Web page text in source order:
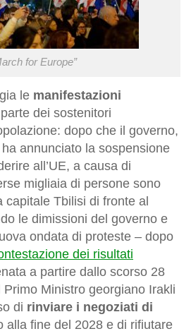
for Europe”
le manifestazioni
dei sostenitori
dopo che il governo,
annunciato la sospensione
all’UE, a causa di
migliaia di persone sono
capitale Tbilisi di fronte al
le dimissioni del governo e
ondata di proteste – dopo
dei risultati
a partire dallo scorso 28
Ministro georgiano Irakli
di rinviare i negoziati di
alla fine del 2028 e di rifiutare